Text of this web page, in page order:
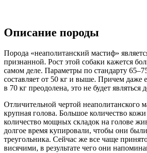
Описание породы
Порода «неаполитанский мастиф»
признанной. Рост этой собаки кажется
самом деле. Параметры по стандарту
составляет от 50 кг и выше. Причем даже
в 70 кг преодолена, это не будет являться
Отличительной чертой неаполитанского
крупная голова. Большое количество
количество мощных складок на голове
долгое время купировали, чтобы они
треугольника. Сейчас же все чаще
висячими, в результате чего они